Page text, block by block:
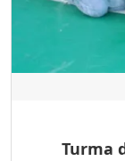
Turma